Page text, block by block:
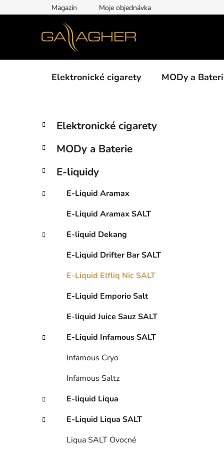
na
Magazín Moje objednávka
Elektronické cigarety MODy a
P
s
r
n
p
Přeskočit
kategorie
K
a
e
o
i
Elektronické cigarety
MODy a Baterie
E-liquidy
E-Liquid Aramax
E-Liquid Aramax SALT
E-liquid Dekang
E-Liquid Drifter Bar SALT
E-Liquid Elfliq Nic SALT
E-Liquid Emporio Salt
E-liquid Juice Sauz SALT
E-Liquid Infamous SALT
Infamous Cryo
Infamous Saltz
E-liquid Liqua
E-Liquid Liqua SALT
Liqua SALT Ovocné